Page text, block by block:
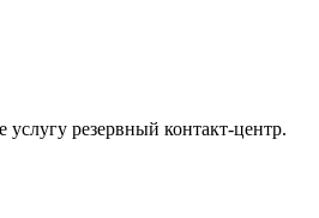
резервный контакт-центр.